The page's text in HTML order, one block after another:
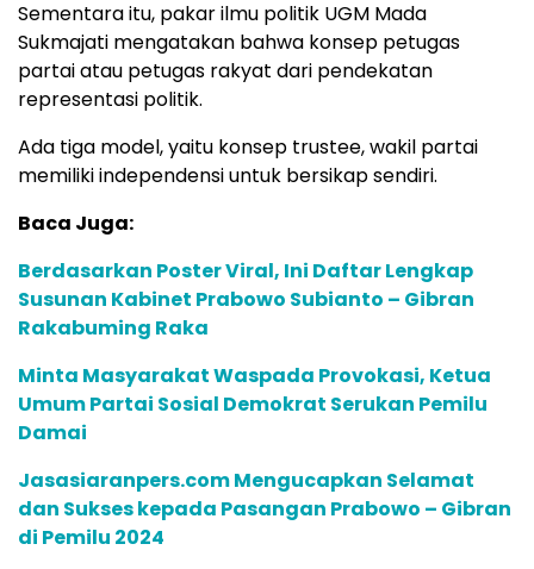
Sementara itu, pakar ilmu politik UGM Mada
Sukmajati mengatakan bahwa konsep petugas
partai atau petugas rakyat dari pendekatan
representasi politik.
Ada tiga model, yaitu konsep trustee, wakil partai
memiliki independensi untuk bersikap sendiri.
Baca Juga:
Berdasarkan Poster Viral, Ini Daftar Lengkap
Susunan Kabinet Prabowo Subianto – Gibran
Rakabuming Raka
Minta Masyarakat Waspada Provokasi, Ketua
Umum Partai Sosial Demokrat Serukan Pemilu
Damai
Jasasiaranpers.com Mengucapkan Selamat
dan Sukses kepada Pasangan Prabowo – Gibran
di Pemilu 2024